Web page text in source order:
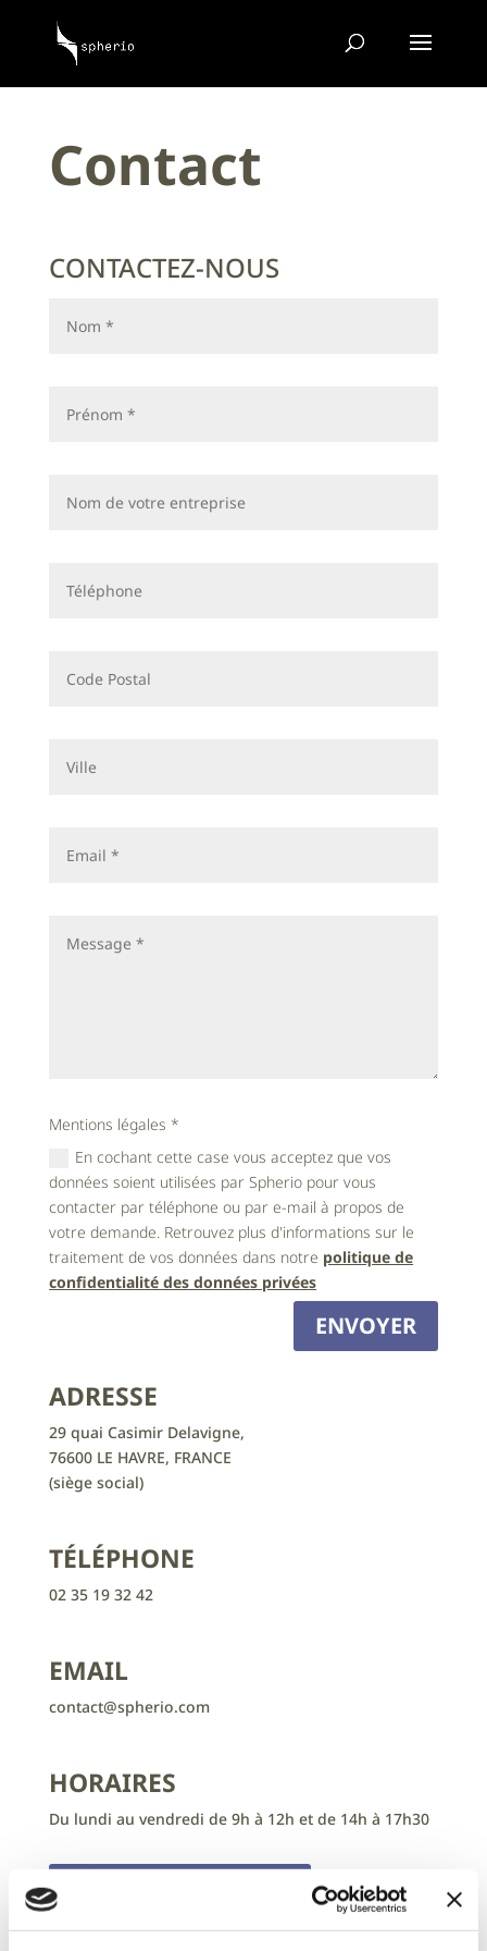
Contact
CONTACTEZ-NOUS
Mentions légales *
En cochant cette case vous acceptez que vos
données soient utilisées par Spherio pour vous
contacter par téléphone ou par e-mail à propos de
votre demande. Retrouvez plus d'informations sur le
traitement de vos données dans notre politique de
confidentialité des données privées
ENVOYER
ADRESSE
29 quai Casimir Delavigne,
76600 LE HAVRE, FRANCE
(siège social)
TÉLÉPHONE
02 35 19 32 42
EMAIL
contact@spherio.com
HORAIRES
Du lundi au vendredi de 9h à 12h et de 14h à 17h30